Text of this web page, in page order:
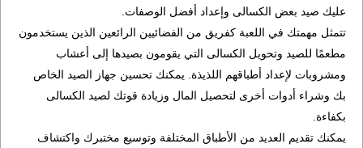
عليك صيد بعض الكسالى وإعداد أفضل الوصفات.
تتمثل مهمتك في اللعبة كفريق من الفضائيين الرائعين الذين يستخدمون
مطعمًا للصيد وتحويل الكسالى التي يقومون بصيدها إلى أعشاب
ومشروبات لإعداد أطباقهم اللذيذة. يمكنك تحسين جهاز الصيد الخاص
بك وشراء أدوات أخرى لتحصيل المال وزيادة قوتك لصيد الكسالى
بكفاءة.
يمكنك تقديم العديد من الأطباق المختلفة وتوسيع مختبرك واكتشاف